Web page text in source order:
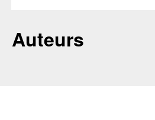
Auteurs